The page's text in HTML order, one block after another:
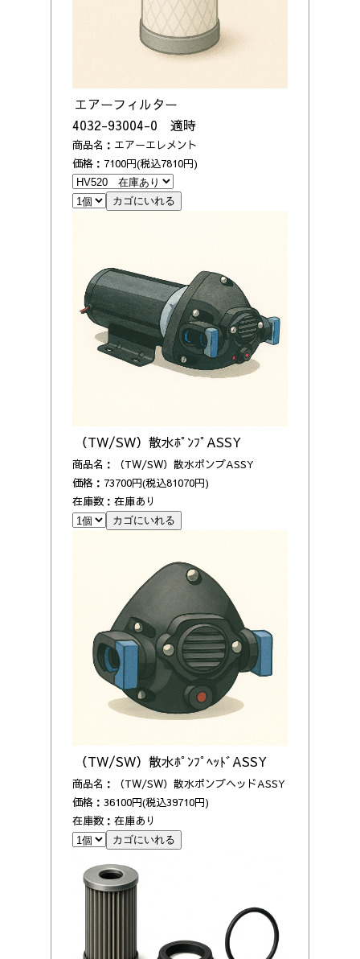
エアーフィルター
4032-93004-0 適時
商品名：エアーエレメント
価格：7100円(税込7810円)
（TW/SW）散水ﾎﾟﾝﾌﾟASSY
商品名：（TW/SW）散水ポンプASSY
価格：73700円(税込81070円)
在庫数：在庫あり
（TW/SW）散水ﾎﾟﾝﾌﾟﾍｯﾄﾞASSY
商品名：（TW/SW）散水ポンプヘッドASSY
価格：36100円(税込39710円)
在庫数：在庫あり